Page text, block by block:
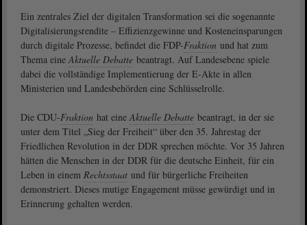
Ein zentrales Ziel der digitalen Transformation sei die sogenannte
Digitalisierungsrendite ‒ Effizienzgewinne und Kosteneinsparungen
durch digitale Prozesse, befindet die FDP-Fraktion und hat zum
Thema eineAktuelle Debatte beantragt. Auf Landesebene spiele
dabei die vollständige Implementierung der E-Akte in allen
Ministerien und Landesbehörden eine Schlüsselrolle.
Die CDU-Fraktion hat eineAktuelle Debatte beantragt, in der sie
unter dem Titel „Sieg der Freiheit“ über den 35. Jahrestag der
Friedlichen Revolution in der DDR sprechen möchte. Vor 35 Jahren
hätten die Menschen in der DDR für die deutsche Einheit, für ein
Leben in einem Rechtsstaat und für bürgerliche Freiheiten
demonstriert. Dieses mutige Engagement müsse gewürdigt und in
Erinnerung gehalten werden.